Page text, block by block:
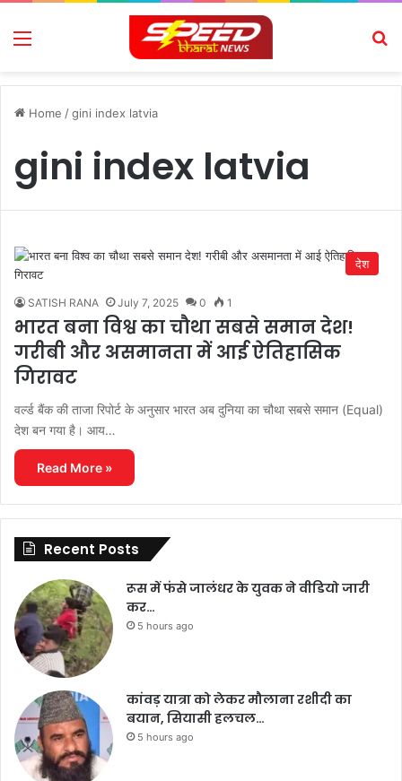
Menu
Home /gini index latvia
gini index latvia
देश
SATISH RANA July 7, 2025 0 1
भारत बना विश्व का चौथा सबसे समान देश!
गरीबी और असमानता में आई ऐतिहासिक
गिरावट
वर्ल्ड बैंक की ताजा रिपोर्ट के अनुसार भारत अब दुनिया का चौथा सबसे समान (Equal)
देश बन गया है। आय…
Read More »
Recent Posts
रूस में फंसे जालंधर के युवक ने वीडियो जारी
कर…
5 hours ago
कांवड़ यात्रा को लेकर मौलाना रशीदी का
बयान, सियासी हलचल…
5 hours ago